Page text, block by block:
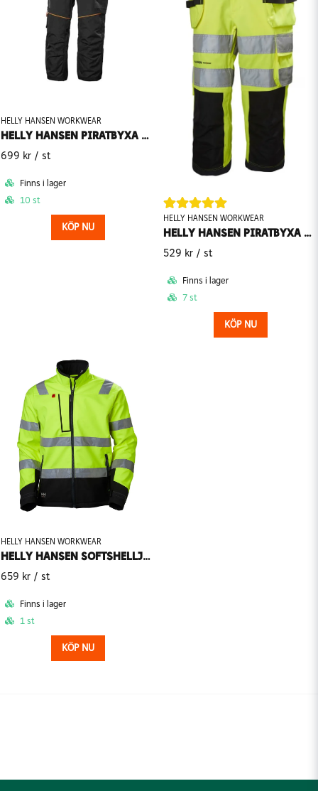
HELLY HANSEN WORKWEAR
HELLY HANSEN PIRATBYXA HERR HANTVERK CHELSEA EVO 77447
699 kr / st
Finns i lager
10 st
KÖP NU
HELLY HANSEN WORKWEAR
HELLY HANSEN PIRATBYXA ALNA VARSEL 77414
529 kr / st
Finns i lager
7 st
KÖP NU
HELLY HANSEN WORKWEAR
HELLY HANSEN SOFTSHELLJACKA ALNA KL3 74094
659 kr / st
Finns i lager
1 st
KÖP NU